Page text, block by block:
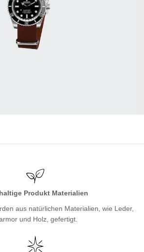
Produkt Materialien
aus natürlichen Materialien, wie Leder,
und Holz, gefertigt.